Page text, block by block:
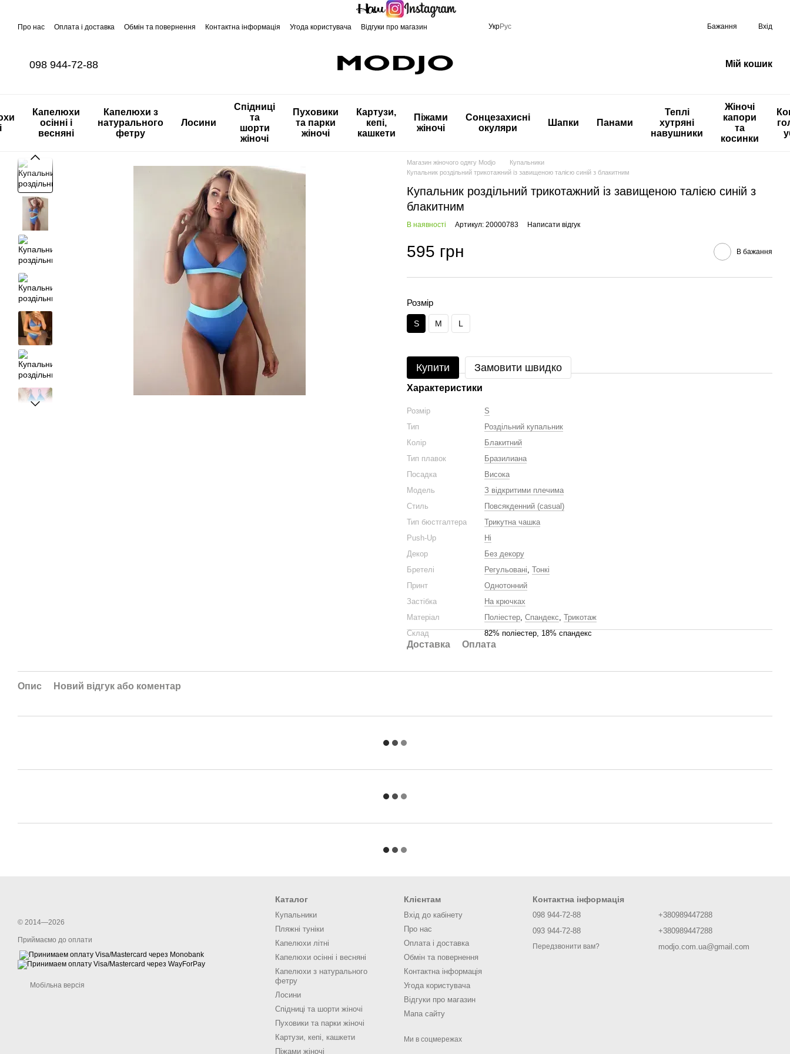
Про нас Оплата і доставка Обмін та повернення Контактна інформація Угода користувача Відгуки про магазин УкрРус Бажання Вхід
098 944-72-88 Мій кошик
Капелюхи
осінні і
весняні
Капелюхи з
натурального
фетру
Лосини
Спідниці
та
шорти
жіночі
Пуховики
та парки
жіночі
Картузи,
кепі,
кашкети
Піжами
жіночі
Сонцезахисні
окуляри
Шапки Панами
Теплі
хутряні
навушники
Жіночі
капори
та
косинки
Магазин жіночого одягу Modjo
Купальники
Купальник роздільний трикотажний із завищеною талією синій з блакитним
Купальник роздільний трикотажний із завищеною талією синій з
блакитним
В наявності Артикул: 20000783 Написати відгук
595 грн В бажання
Розмір
S M L
Купити Замовити швидко
Характеристики
Розмір
S
Тип
Роздільний купальник
Колір
Блакитний
Тип плавок
Бразилиана
Посадка
Висока
Модель
З відкритими плечима
Стиль
Повсякденний (casual)
Тип бюстгалтера
Трикутна чашка
Push-Up
Ні
Декор
Без декору
Бретелі
Регульовані, Тонкі
Принт
Однотонний
Застібка
На крючках
Матеріал
Поліестер, Спандекс, Трикотаж
Склад
82% поліестер, 18% спандекс
Доставка Оплата
Опис Новий відгук або коментар
© 2014—2026
Приймаємо до оплати
Мобільна версія
Каталог
Купальники
Пляжні туніки
Капелюхи літні
Капелюхи осінні і весняні
Капелюхи з натурального
фетру
Лосини
Спідниці та шорти жіночі
Пуховики та парки жіночі
Картузи, кепі, кашкети
Піжами жіночі
Клієнтам
Вхід до кабінету
Про нас
Оплата і доставка
Обмін та повернення
Контактна інформація
Угода користувача
Відгуки про магазин
Мапа сайту
Ми в соцмережах
Контактна інформація
098 944-72-88
093 944-72-88
Передзвонити вам?
+380989447288
+380989447288
modjo.com.ua@gmail.com